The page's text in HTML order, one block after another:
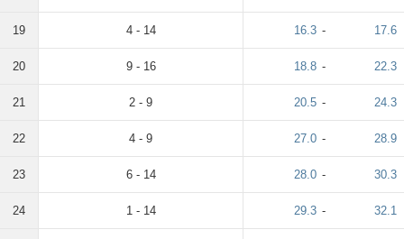
19 4 - 14 16.3 - 17.6
20 9 - 16 18.8 - 22.3
21 2 - 9 20.5 - 24.3
22 4 - 9 27.0 - 28.9
23 6 - 14 28.0 - 30.3
24 1 - 14 29.3 - 32.1